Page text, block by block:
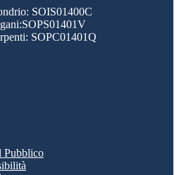
SOIS01400C
SOPC01401Q
Pubblico